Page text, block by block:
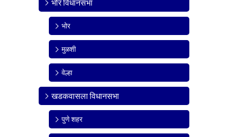
भोर विधानसभा
भोर
मुळशी
वेल्हा
खडकवासला विधानसभा
पुणे शहर